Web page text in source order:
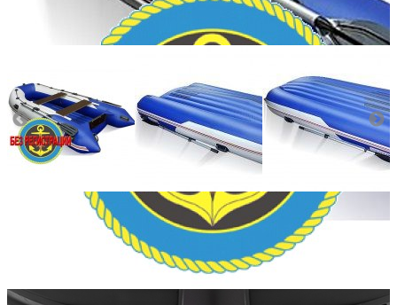
Количество мест:3
Масса комплекта:
87
Мощность мотора:9.9
Тактность двигателя:4
нднд (надувн. низкого давл.)